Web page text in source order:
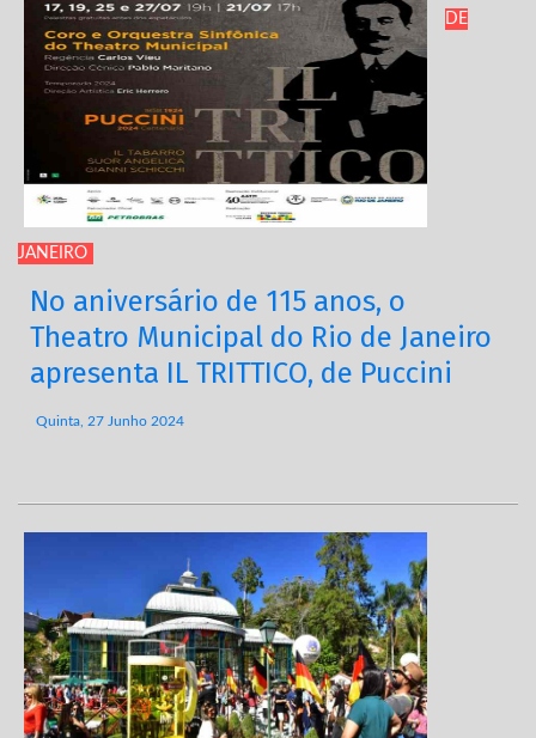
DE
JANEIRO
No aniversário de 115 anos, o
Theatro Municipal do Rio de Janeiro
apresenta IL TRITTICO, de Puccini
Quinta, 27 Junho 2024